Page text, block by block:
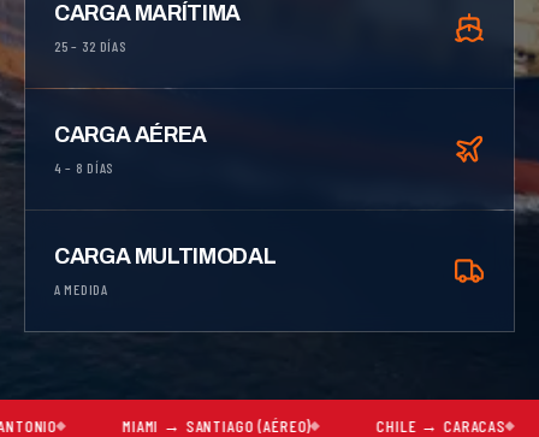
CARGA MARÍTIMA
25 – 32 DÍAS
CARGA AÉREA
4 – 8 DÍAS
CARGA MULTIMODAL
A MEDIDA
MIAMI → SANTIAGO (AÉREO) CHILE → CARACAS